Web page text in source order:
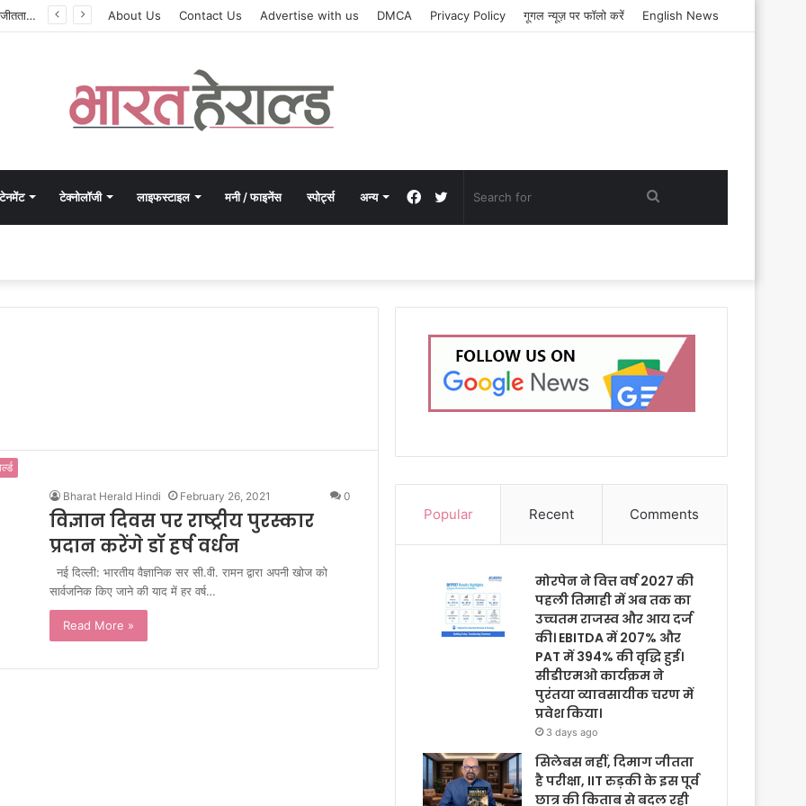
सिलेबस नहीं, दिमाग जीतता है परीक्षा, IIT रुड़की के इस पूर्व छात्र की किताब से बदल रही लाखों अभ्यर्थियों की सोच About Us Contact Us Advertise with us DMCA Privacy Policy गूगल न्यूज़ पर फॉलो करें English News
टेक्नोलॉजी लाइफस्टाइल मनी / फाइनेंस स्पोर्ट्स अन्य Twitter
Facebook
Bharat Herald Hindi February 26, 2021 0
विज्ञान दिवस पर राष्ट्रीय पुरस्कार
प्रदान करेंगे डॉ हर्ष वर्धन
नई दिल्ली: भारतीय वैज्ञानिक सर सी.वी. रामन द्वारा अपनी खोज को
सार्वजनिक किए जाने की याद में हर वर्ष…
Read More »
Popular Recent Comments
मोरपेन ने वित्त वर्ष 2027 की
पहली तिमाही में अब तक का
उच्चतम राजस्व और आय दर्ज
की। EBITDA में 207% और
PAT में 394% की वृद्धि हुई।
सीडीएमओ कार्यक्रम ने
पुरंतया व्यावसायीक चरण में
प्रवेश किया।
3 days ago
सिलेबस नहीं, दिमाग जीतता
है परीक्षा, IIT रुड़की के इस पूर्व
छात्र की किताब से बदल रही